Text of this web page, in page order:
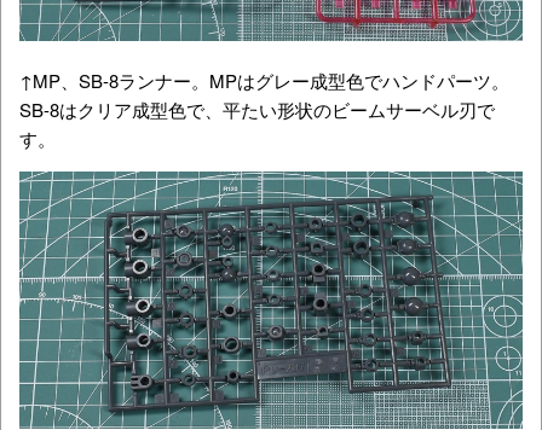
↑MP、SB-8ランナー。MPはグレー成型色でハンドパーツ。
SB-8はクリア成型色で、平たい形状のビームサーベル刃で
す。